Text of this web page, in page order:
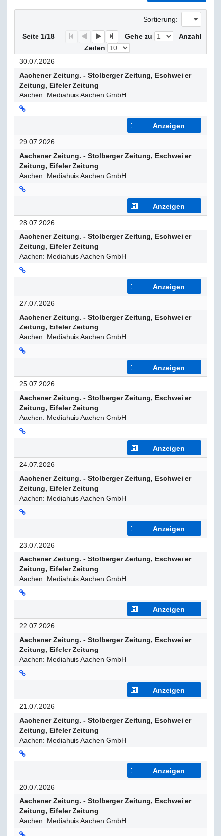
Sortierung:
Seite 1/18 Gehe zu
Anzahl
Zeilen
30.07.2026
Aachener Zeitung. - Stolberger Zeitung, Eschweiler
Zeitung, Eifeler Zeitung
Aachen: Mediahuis Aachen GmbH
Anzeigen
29.07.2026
Aachener Zeitung. - Stolberger Zeitung, Eschweiler
Zeitung, Eifeler Zeitung
Aachen: Mediahuis Aachen GmbH
Anzeigen
28.07.2026
Aachener Zeitung. - Stolberger Zeitung, Eschweiler
Zeitung, Eifeler Zeitung
Aachen: Mediahuis Aachen GmbH
Anzeigen
27.07.2026
Aachener Zeitung. - Stolberger Zeitung, Eschweiler
Zeitung, Eifeler Zeitung
Aachen: Mediahuis Aachen GmbH
Anzeigen
25.07.2026
Aachener Zeitung. - Stolberger Zeitung, Eschweiler
Zeitung, Eifeler Zeitung
Aachen: Mediahuis Aachen GmbH
Anzeigen
24.07.2026
Aachener Zeitung. - Stolberger Zeitung, Eschweiler
Zeitung, Eifeler Zeitung
Aachen: Mediahuis Aachen GmbH
Anzeigen
23.07.2026
Aachener Zeitung. - Stolberger Zeitung, Eschweiler
Zeitung, Eifeler Zeitung
Aachen: Mediahuis Aachen GmbH
Anzeigen
22.07.2026
Aachener Zeitung. - Stolberger Zeitung, Eschweiler
Zeitung, Eifeler Zeitung
Aachen: Mediahuis Aachen GmbH
Anzeigen
21.07.2026
Aachener Zeitung. - Stolberger Zeitung, Eschweiler
Zeitung, Eifeler Zeitung
Aachen: Mediahuis Aachen GmbH
Anzeigen
20.07.2026
Aachener Zeitung. - Stolberger Zeitung, Eschweiler
Zeitung, Eifeler Zeitung
Aachen: Mediahuis Aachen GmbH